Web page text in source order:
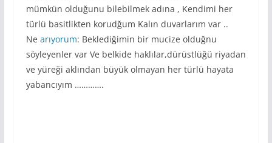
mümkün olduğunu bilebilmek adına , Kendimi her
türlü basitlikten korudğum Kalın duvarlarım var ..
Ne arıyorum: Beklediğimin bir mucize olduğnu
söyleyenler var Ve belkide haklılar,dürüstlüğü riyadan
ve yüreği aklından büyük olmayan her türlü hayata
yabancıyım ………….